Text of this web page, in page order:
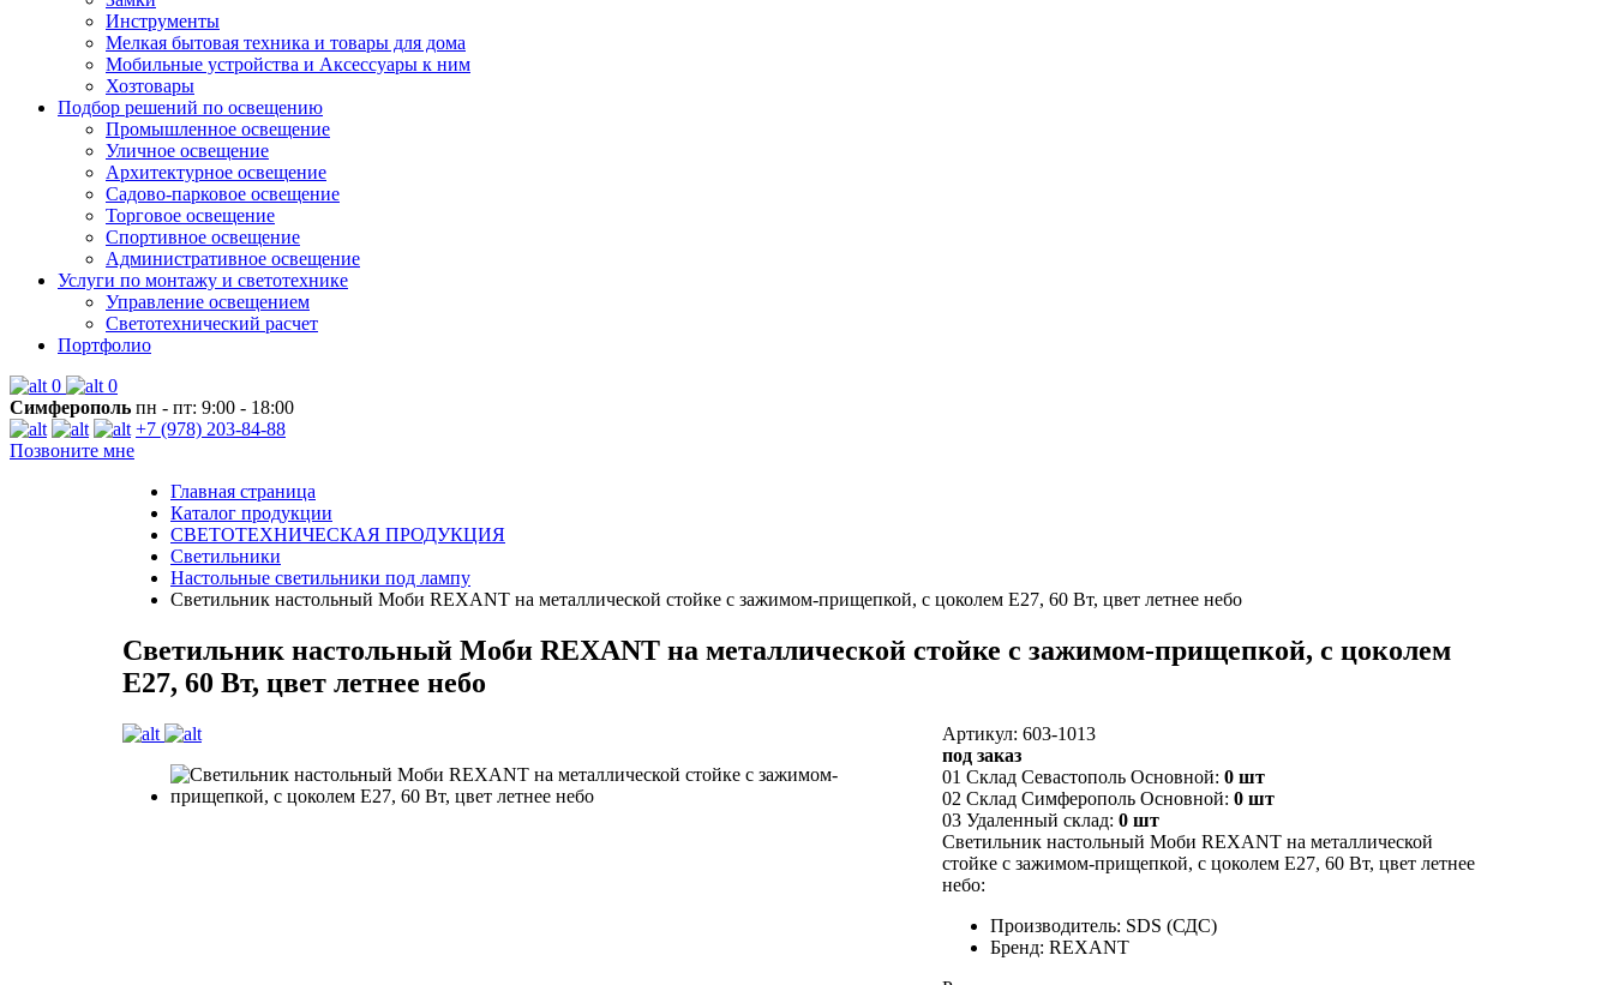
Инструменты
Мелкая бытовая техника и товары для дома
Мобильные устройства и Аксессуары к ним
Хозтовары
Подбор решений по освещению
Промышленное освещение
Уличное освещение
Архитектурное освещение
Садово-парковое освещение
Торговое освещение
Спортивное освещение
Административное освещение
Услуги по монтажу и светотехнике
Управление освещением
Светотехнический расчет
Портфолио
0
0
Симферополь пн - пт: 9:00 - 18:00
+7 (978) 203-84-88
Позвоните мне
Главная страница
Каталог продукции
СВЕТОТЕХНИЧЕСКАЯ ПРОДУКЦИЯ
Светильники
Настольные светильники под лампу
Светильник настольный Моби REXANT на металлической стойке с зажимом-прищепкой, с цоколем Е27, 60 Вт, цвет летнее небо
Светильник настольный Моби REXANT на металлической стойке с зажимом-прищепкой, с цоколем
Е27, 60 Вт, цвет летнее небо
Артикул: 603-1013
под заказ
01 Склад Севастополь Основной: 0 шт
02 Склад Симферополь Основной: 0 шт
03 Удаленный склад: 0 шт
Светильник настольный Моби REXANT на металлической
стойке с зажимом-прищепкой, с цоколем Е27, 60 Вт, цвет летнее
небо:
Производитель: SDS (СДС)
Бренд: REXANT